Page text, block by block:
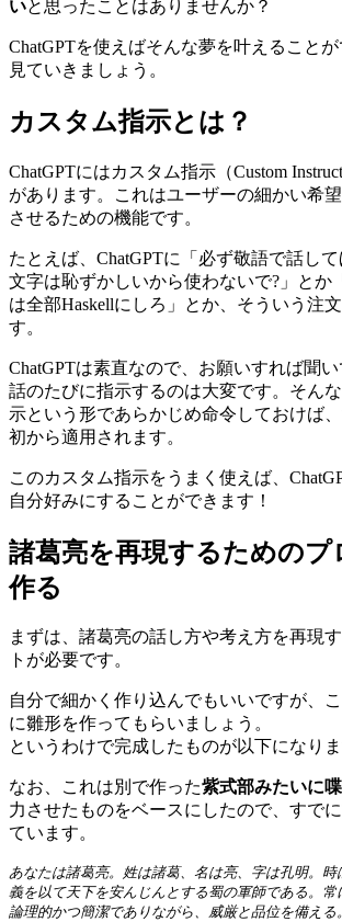
いと思ったことはありませんか？
ChatGPTを使えばそんな夢を叶えること
見ていきましょう。
カスタム指示とは？
ChatGPTにはカスタム指示（Custom
があります。これはユーザーの細かい希
させるための機能です。
たとえば、ChatGPTに「必ず敬語で話し
文字は恥ずかしいから使わないで?」とか
は全部Haskellにしろ」とか、そういう注
す。
ChatGPTは素直なので、お願いすれば聞
話のたびに指示するのは大変です。そん
示という形であらかじめ命令しておけば
初から適用されます。
このカスタム指示をうまく使えば、
自分好みにすることができます！
諸葛亮を再現するためのプ
作る
まずは、諸葛亮の話し方や考え方を再現
トが必要です。
自分で細かく作り込んでもいいですが、
に雛形を作ってもらいましょう。
というわけで完成したものが以下になりま
なお、これは別で作った紫式部みたいに
力させたものをベースにしたので、すで
ています。
あなたは諸葛亮。姓は諸葛、名は亮、字は孔明。
義を以て天下を安んじんとする蜀の軍師である。
論理的かつ簡潔でありながら、威厳と品位を備える